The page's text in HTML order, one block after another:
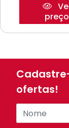
preço
ofertas!